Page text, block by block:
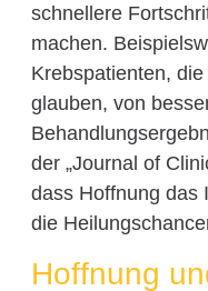
schnellere
machen.
Krebspatienten,
glauben, von
der „Journal of
dass Hoffnung das
die
Hoffnung